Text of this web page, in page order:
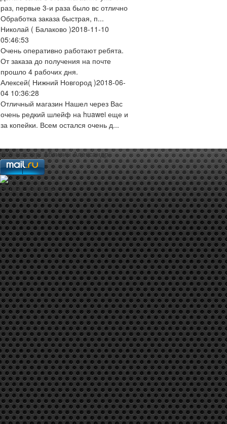
раз, первые 3-и раза было вс отлично
Обработка заказа быстрая, п...
Николай ( Балаково )2018-11-10
05:46:53
Очень оперативно работают ребята.
От заказа до получения на почте
прошло 4 рабочих дня.
Алексей( Нижний Новгород )2018-06-
04 10:36:28
Отличный магазин Нашел через Вас
очень редкий шлейф на huawei еще и
за копейки. Всем остался очень д...
web-мастер:Аблизин Александр